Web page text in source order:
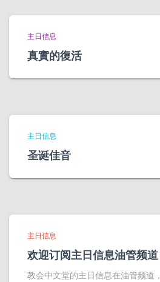
主日信息
真實的復活
主日信息
圣诞佳音
主日信息
欢迎订阅主日信息油管频道
教会中文堂的主日信息在油管频道